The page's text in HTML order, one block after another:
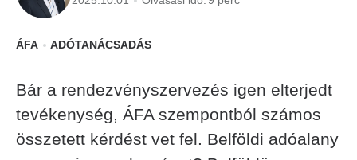
ÁFA ADÓTANÁCSADÁS
Bár a rendezvényszervezés igen elterjedt
tevékenység, ÁFA szempontból számos
összetett kérdést vet fel. Belföldi adóalany